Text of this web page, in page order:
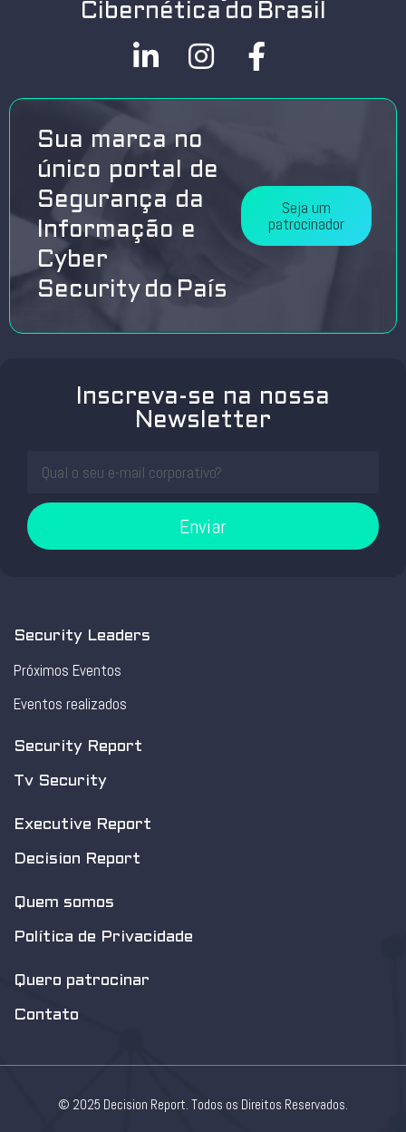
Cibernética do Brasil
Sua marca no
único portal de
Segurança da
Informação e
Cyber
Security do País
Seja um
patrocinador
Inscreva-se na nossa
Newsletter
Enviar
Security Leaders
Próximos Eventos
Eventos realizados
Security Report
Tv Security
Executive Report
Decision Report
Quem somos
Política de Privacidade
Quero patrocinar
Contato
© 2025 Decision Report. Todos os Direitos Reservados.